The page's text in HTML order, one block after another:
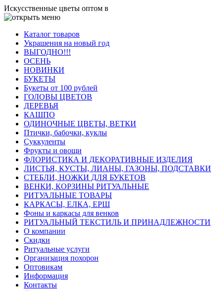
Искусственные цветы оптом в
Каталог товаров
Украшения на новый год
ВЫГОДНО!!!
ОСЕНЬ
НОВИНКИ
БУКЕТЫ
Букеты от 100 рублей
ГОЛОВЫ ЦВЕТОВ
ДЕРЕВЬЯ
КАШПО
ОДИНОЧНЫЕ ЦВЕТЫ, ВЕТКИ
Птички, бабочки, куклы
Суккуленты
Фрукты и овощи
ФЛОРИСТИКА И ДЕКОРАТИВНЫЕ ИЗДЕЛИЯ
ЛИСТЬЯ, КУСТЫ, ЛИАНЫ, ГАЗОНЫ, ПОДСТАВКИ
СТЕБЛИ, НОЖКИ ДЛЯ БУКЕТОВ
ВЕНКИ, КОРЗИНЫ РИТУАЛЬНЫЕ
РИТУАЛЬНЫЕ ТОВАРЫ
КАРКАСЫ, ЕЛКА, ЕРШ
Фоны и каркасы для венков
РИТУАЛЬНЫЙ ТЕКСТИЛЬ И ПРИНАДЛЕЖНОСТИ
О компании
Скидки
Ритуальные услуги
Организация похорон
Оптовикам
Информация
Контакты